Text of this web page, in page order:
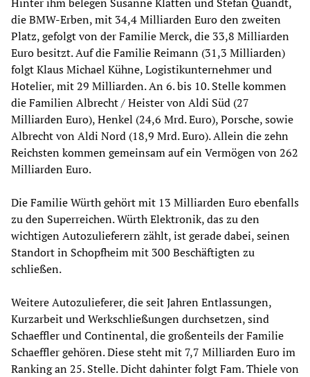
die BMW-Erben, mit 34,4 Milliarden Euro den zweiten
Platz, gefolgt von der Familie Merck, die 33,8 Milliarden
Euro besitzt. Auf die Familie Reimann (31,3 Milliarden)
folgt Klaus Michael Kühne, Logistikunternehmer und
Hotelier, mit 29 Milliarden. An 6. bis 10. Stelle kommen
die Familien Albrecht / Heister von Aldi Süd (27
Milliarden Euro), Henkel (24,6 Mrd. Euro), Porsche, sowie
Albrecht von Aldi Nord (18,9 Mrd. Euro). Allein die zehn
Reichsten kommen gemeinsam auf ein Vermögen von 262
Milliarden Euro.
Die Familie Würth gehört mit 13 Milliarden Euro ebenfalls
zu den Superreichen. Würth Elektronik, das zu den
wichtigen Autozulieferern zählt, ist gerade dabei, seinen
Standort in Schopfheim mit 300 Beschäftigten zu
schließen.
Weitere Autozulieferer, die seit Jahren Entlassungen,
Kurzarbeit und Werkschließungen durchsetzen, sind
Schaeffler und Continental, die großenteils der Familie
Schaeffler gehören. Diese steht mit 7,7 Milliarden Euro im
Ranking an 25. Stelle. Dicht dahinter folgt Fam. Thiele von